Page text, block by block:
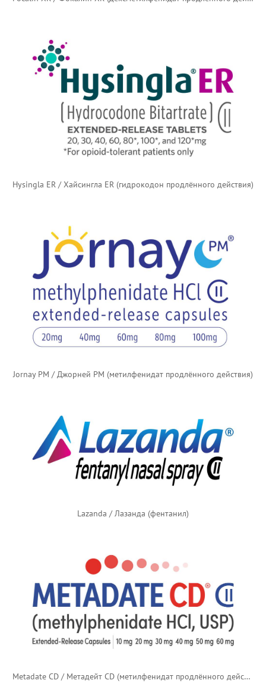
Hysingla ER / Хайсингла ER (гидрокодон продлённого действия)
Jornay PM / Джорней PM (метилфенидат продлённого действия)
Lazanda / Лазанда (фентанил)
Metadate CD / Метадейт CD (метилфенидат продлённого действия)